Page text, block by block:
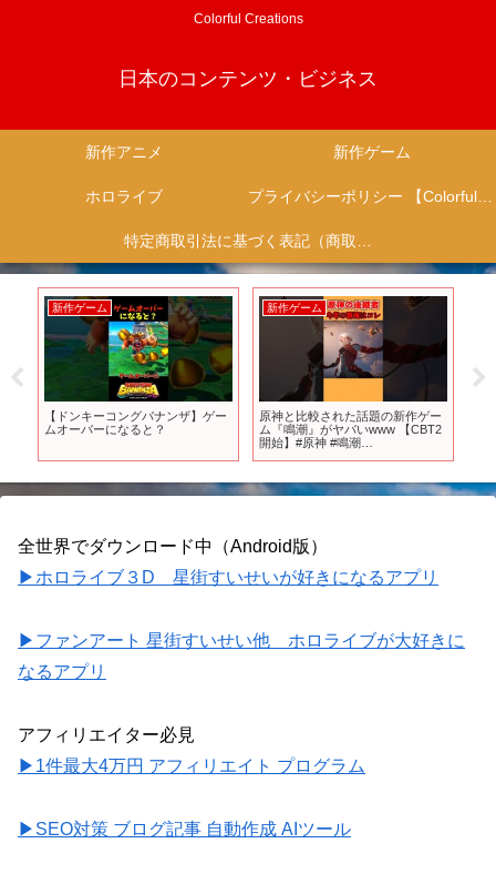
Colorful Creations
日本のコンテンツ・ビジネス
新作アニメ 新作ゲーム
ホロライブ プライバシーポリシー 【Colorful Creation】
特定商取引法に基づく表記（商取引に関する開示）
新作アニメ
【最新】２０２５年夏の異世界系
アニメ３選！#anime
新作ゲーム
任天堂Switch2でも配信中の新作ゲ
ーム「ホロウナイト シルクソン
グ」の価格が安すぎて「そんなに
ーは大歓迎。海賊版利用者です
ら？
全世界でダウンロード中（Android版）
▶ホロライブ３D 星街すいせいが好きになるアプリ
▶ファンアート 星街すいせい他 ホロライブが大好きに
なるアプリ
アフィリエイター必見
▶1件最大4万円 アフィリエイト プログラム
▶SEO対策 ブログ記事 自動作成 AIツール